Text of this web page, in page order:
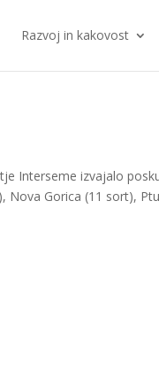
Razvoj in kakovost
Interseme izvajalo
Nova Gorica (11 sort),